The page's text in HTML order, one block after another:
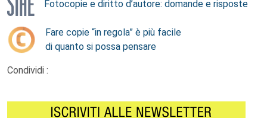
Fotocopie e diritto d’autore: domande e risposte
Fare copie “in regola” è più facile
di quanto si possa pensare
Condividi :